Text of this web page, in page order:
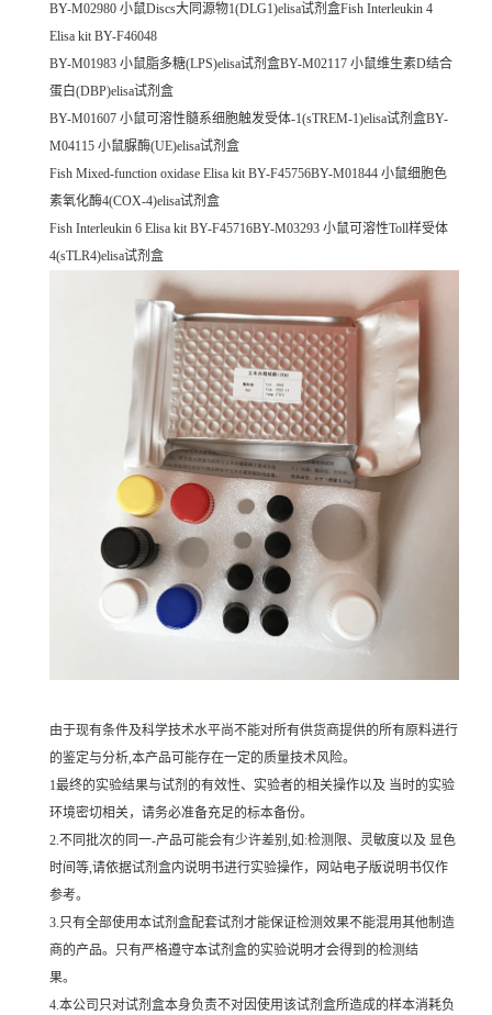
BY-M02980 小鼠Discs大同源物1(DLG1)elisa试剂盒Fish Interleukin 4
Elisa kit BY-F46048
BY-M01983 小鼠脂多糖(LPS)elisa试剂盒BY-M02117 小鼠维生素D结合
蛋白(DBP)elisa试剂盒
BY-M01607 小鼠可溶性髓系细胞触发受体-1(sTREM-1)elisa试剂盒BY-
M04115 小鼠脲酶(UE)elisa试剂盒
Fish Mixed-function oxidase Elisa kit BY-F45756BY-M01844 小鼠细胞色
素氧化酶4(COX-4)elisa试剂盒
Fish Interleukin 6 Elisa kit BY-F45716BY-M03293 小鼠可溶性Toll样受体
4(sTLR4)elisa试剂盒
由于现有条件及科学技术水平尚不能对所有供货商提供的所有原料进行
的鉴定与分析,本产品可能存在一定的质量技术风险。
1最终的实验结果与试剂的有效性、实验者的相关操作以及 当时的实验
环境密切相关，请务必准备充足的标本备份。
2.不同批次的同一-产品可能会有少许差别,如:检测限、灵敏度以及 显色
时间等,请依据试剂盒内说明书进行实验操作，网站电子版说明书仅作
参考。
3.只有全部使用本试剂盒配套试剂才能保证检测效果不能混用其他制造
商的产品。只有严格遵守本试剂盒的实验说明才会得到的检测结
果。
4.本公司只对试剂盒本身负责不对因使用该试剂盒所造成的样本消耗负